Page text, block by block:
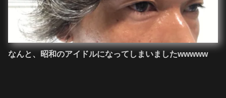
なんと、昭和のアイドルになってしまいましたwwwww